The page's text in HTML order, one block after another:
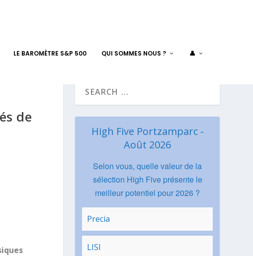
LE BAROMÈTRE S&P 500 QUI SOMMES NOUS ? 👤
de
High Five Portzamparc -
Août 2026
Selon vous, quelle valeur de la
sélection High Five présente le
meilleur potentiel pour 2026 ?
Precia
LISI